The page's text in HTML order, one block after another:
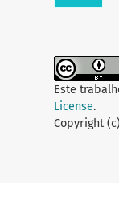
Este
License.
Copyright